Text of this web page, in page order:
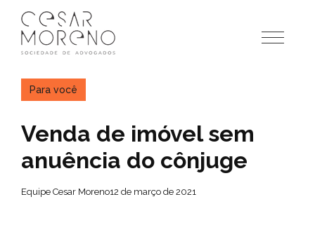
para
conteúdo
Para você
Venda de imóvel sem
anuência do cônjuge
Equipe Cesar Moreno12 de março de 2021